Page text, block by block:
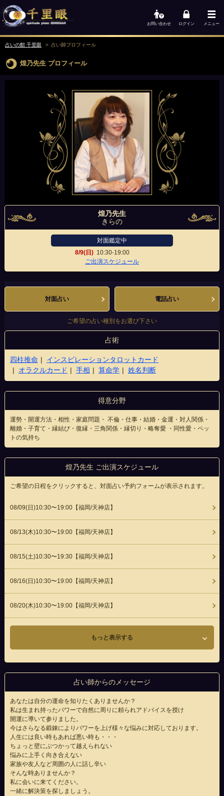
お問い合わせ ログイン メニュー
占いの館 千里眼 占い師プロフィール
煌乃先生 プロフィール
煌乃先生
きらの
対面鑑定中
8/9(日) 10:30-19:00
ご出演スケジュール
対面占い 電話占い
ご希望の占い種別をお選び下さい
占術
四柱推命
インスピレーションタロットカード
オラクルカード
手相 算命学 姓名判断
得意分野
運勢・開運方法・相性・家庭問題・ 不倫・仕事・結婚・金運・対人関係・
離婚・子育て・縁結び・復縁・三角関係・縁切り・略奪愛 ・同性愛・ペッ
トの気持ち
煌乃先生 ご出演スケジュール
ご希望の日程をクリックすると、対面占い予約フォームが表示されます。
08/09(日 )10:30〜19:00【福岡/天神店】
08/13(木)10:30〜19:00【福岡/天神店】
08/15(土)10:30〜19:30【福岡/天神店】
08/16(日 )10:30〜19:00【福岡/天神店】
08/20(木)10:30〜19:00【福岡/天神店】
もっと表示する
占い師からのメッセージ
あなたは自分の運命を知りたくありませんか？
私は生まれ持ったパワーで自然に周りに頼られアドバイスを授け
開運に導いて参りました。
今はさらなる鍛錬によりパワーを上げ様々な悩みに対応しております。
人生には良い時もあれば悪い時も・・・
ちょっと壁にぶつかって越えられない
悩みに上手く向き合えない
家族や友人など周囲の人に話し辛い
そんな時ありませんか？
私に会いに来てください。
一緒に解決策を探しましょう。